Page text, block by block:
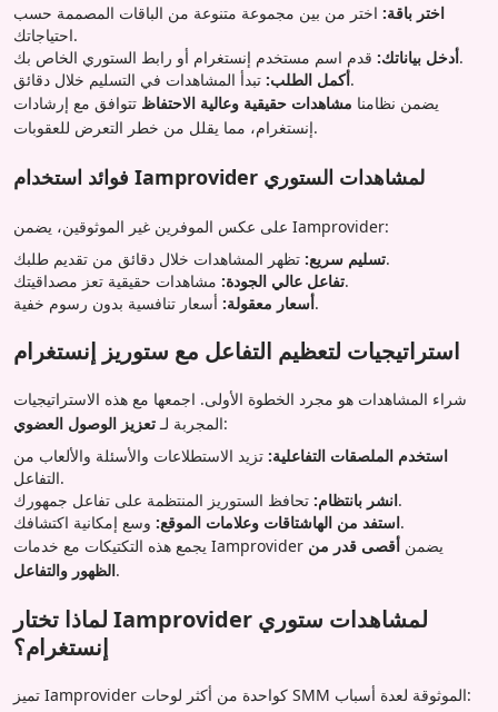
اختر باقة: اختر من بين مجموعة متنوعة من الباقات المصممة حسب
احتياجاتك.
أدخل بياناتك:قدم اسم مستخدم إنستغرام أو رابط الستوري الخاص بك.
أكمل الطلب:تبدأ المشاهدات في التسليم خلال دقائق.
يضمن نظامنا مشاهدات حقيقية وعالية الاحتفاظ تتوافق مع إرشادات
إنستغرام، مما يقلل من خطر التعرض للعقوبات.
فوائد استخدام Iamprovider لمشاهدات الستوري
على عكس الموفرين غير الموثوقين، يضمن Iamprovider:
تسليم سريع:تظهر المشاهدات خلال دقائق من تقديم طلبك.
تفاعل عالي الجودة:مشاهدات حقيقية تعز مصداقيتك.
أسعار معقولة:أسعار تنافسية بدون رسوم خفية.
استراتيجيات لتعظيم التفاعل مع ستوريز إنستغرام
شراء المشاهدات هو مجرد الخطوة الأولى. اجمعها مع هذه الاستراتيجيات
المجربة لـتعزيز الوصول العضوي
:
استخدم الملصقات التفاعلية: تزيد الاستطلاعات والأسئلة والألعاب من
التفاعل.
انشر بانتظام:تحافظ الستوريز المنتظمة على تفاعل جمهورك.
استفد من الهاشتاقات وعلامات الموقع:وسع إمكانية اكتشافك.
يجمع هذه التكتيكات مع خدمات Iamprovider يضمن أقصى قدر من
الظهور والتفاعل.
لماذا تختار Iamprovider لمشاهدات ستوري
إنستغرام؟
تميز Iamprovider كواحدة من أكثر لوحات SMM الموثوقة لعدة أسباب: